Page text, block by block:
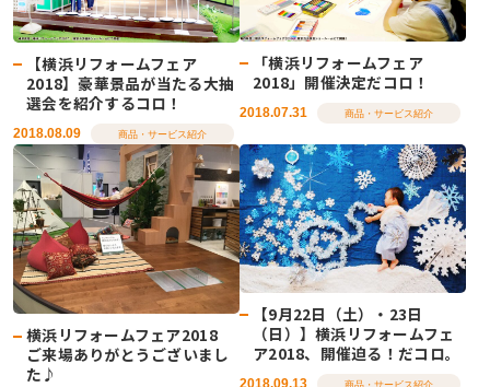
【横浜リフォームフェア
2018】豪華景品が当たる大抽
選会を紹介するコロ！
2018.08.09 商品・サービス紹介
「横浜リフォームフェア
2018」開催決定だコロ！
2018.07.31 商品・サービス紹介
横浜リフォームフェア2018
ご来場ありがとうございまし
た♪
【9月22日（土）・23日
（日）】横浜リフォームフェ
ア2018、開催迫る！だコロ。
2018.09.13 商品・サービス紹介